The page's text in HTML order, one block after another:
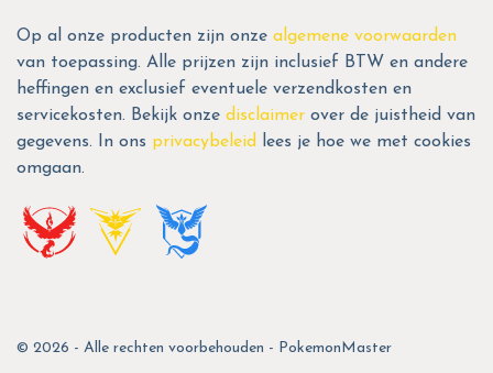
Op al onze producten zijn onze algemene voorwaarden
van toepassing. Alle prijzen zijn inclusief BTW en andere
heffingen en exclusief eventuele verzendkosten en
servicekosten. Bekijk onze disclaimer over de juistheid van
gegevens. In ons privacybeleid
lees je hoe we met cookies
omgaan.
© 2026 - Alle rechten voorbehouden - PokemonMaster